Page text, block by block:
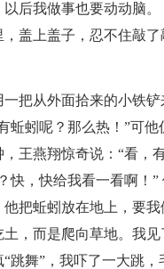
后我做事也要动动脑。
盖上盖子，忍不住敲了
把从外面拾来的小铁
蚯蚓呢？那么热！”可
王燕翔惊奇说：“看，
快，快给我看一看啊！
把蚯蚓放在地上，要
，而是爬向草地。我
跳舞”，我吓了一大跳